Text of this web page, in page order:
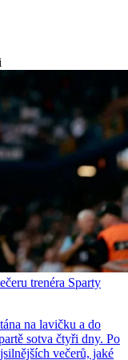
trenéra Sparty
na lavičku a do
sotva čtyři dny. Po
večerů, jaké